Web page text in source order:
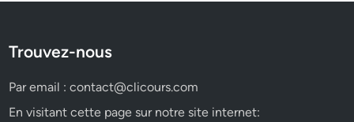
Trouvez-nous
Par email :contact@clicours.com
En visitant cette page sur notre site internet: